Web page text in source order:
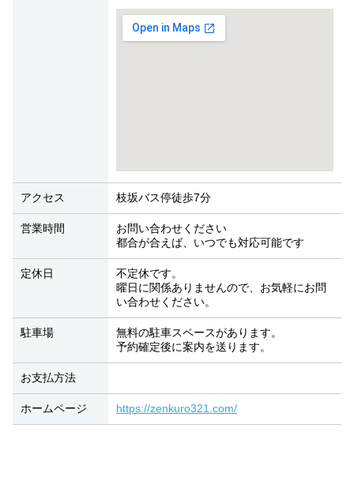
アクセス 枝坂バス停徒歩7分
営業時間
お問い合わせください
都合が合えば、いつでも対応可能です
定休日
不定休です。
曜日に関係ありませんので、お気軽にお問
い合わせください。
駐車場
無料の駐車スペースがあります。
予約確定後に案内を送ります。
お支払方法
ホームページ https://zenkuro321.com/